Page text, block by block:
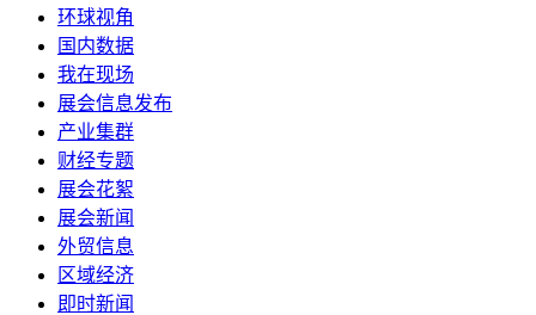
环球视角
国内数据
我在现场
展会信息发布
产业集群
财经专题
展会花絮
展会新闻
外贸信息
区域经济
即时新闻